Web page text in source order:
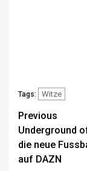
Tags: Witze
Previous
Underground
die neue
auf DAZN